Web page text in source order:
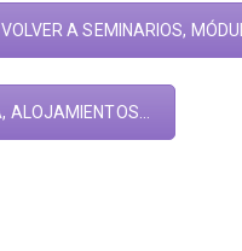
VOLVER A SEMINARIOS,
ALOJAMIENTOS...